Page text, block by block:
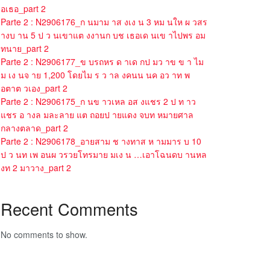
อเธอ_part 2
Parte 2 : N2906176_ก นมาม าส งเง น 3 หม นให ผ วสร
างบ าน 5 ป ว นเขาแต งงานก บช เธอเด นเข าไปพร อม
ทนาย_part 2
Parte 2 : N2906177_ข บรถหร ด าเด กป มว าข ข า ไม
ม เง นจ าย 1,200 โดยไม ร ว าล งคนน นค อว าท พ
อตาต วเอง_part 2
Parte 2 : N2906175_ก นข าวเหล อส งแชร 2 ป ท าว
แชร อ างล มละลาย แต ถอยป ายแดง จบท หมายศาล
กลางตลาด_part 2
Parte 2 : N2906178_อายสาม ช างทาส ห ามมาร บ 10
ป ว นท เพ อนผ วรวยโทรมาย มเง น …เอาโฉนดบ านหล
งท 2 มาวาง_part 2
Recent Comments
No comments to show.